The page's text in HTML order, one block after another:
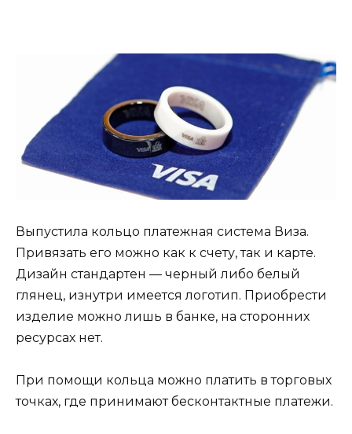
Выпустила кольцо платежная система Виза.
Привязать его можно как к счету, так и карте.
Дизайн стандартен — черный либо белый
глянец, изнутри имеется логотип. Приобрести
изделие можно лишь в банке, на сторонних
ресурсах нет.
При помощи кольца можно платить в торговых
точках, где принимают бесконтактные платежи.